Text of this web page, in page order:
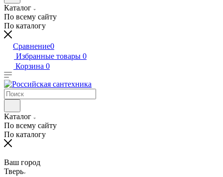
Каталог
По всему сайту
По каталогу
Сравнение0
Избранные товары 0
Корзина 0
Каталог
По всему сайту
По каталогу
Ваш город
Тверь